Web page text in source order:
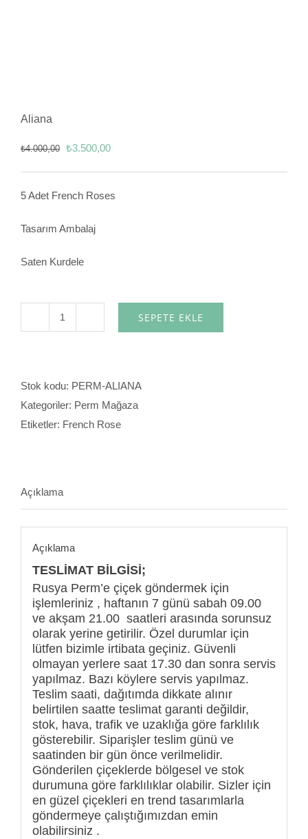
Aliana
₺4.000,00 Orijinal
₺3.500,00Şu
5 Adet French Roses
Tasarım Ambalaj
Saten Kurdele
SEPETE EKLE
Stok kodu: PERM-ALIANA
Kategoriler: Perm Mağaza
Etiketler: French Rose
Açıklama
Açıklama
TESLİMAT BİLGİSİ;
Rusya Perm’e çiçek göndermek için
işlemleriniz , haftanın 7 günü sabah 09.00
ve akşam 21.00 saatleri arasında sorunsuz
olarak yerine getirilir. Özel durumlar için
lütfen bizimle irtibata geçiniz. Güvenli
olmayan yerlere saat 17.30 dan sonra servis
yapılmaz. Bazı köylere servis yapılmaz.
Teslim saati, dağıtımda dikkate alınır
belirtilen saatte teslimat garanti değildir,
stok, hava, trafik ve uzaklığa göre farklılık
gösterebilir. Siparişler teslim günü ve
saatinden bir gün önce verilmelidir.
Gönderilen çiçeklerde bölgesel ve stok
durumuna göre farklılıklar olabilir. Sizler için
en güzel çiçekleri en trend tasarımlarla
göndermeye çalıştığımızdan emin
olabilirsiniz .